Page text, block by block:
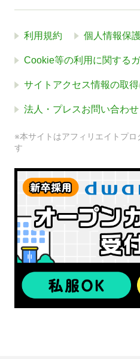
利用規約 個人情報保
Cookie等の利用に関する
サイトアクセス情報の取
法人・プレスお問い合わせ
※本サイトはアフィリエイトプ
す